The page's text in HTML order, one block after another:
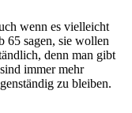
wenn es vielleicht
65 sagen, sie wollen
denn man gibt
immer mehr
zu bleiben.